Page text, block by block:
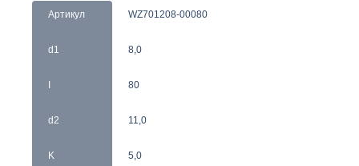
Артикул
d1
I
d2
K
WZ701208-00080
8,0
80
11,0
5,0